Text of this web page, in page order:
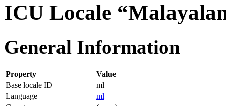
ICU Locale
General Information
Property
Value
Base locale ID
ml
Language
ml